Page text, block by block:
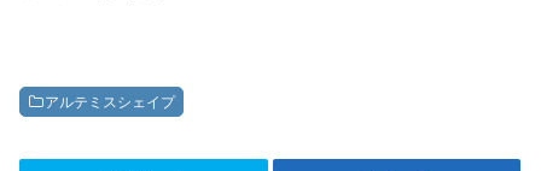
アルテミスシェイプ